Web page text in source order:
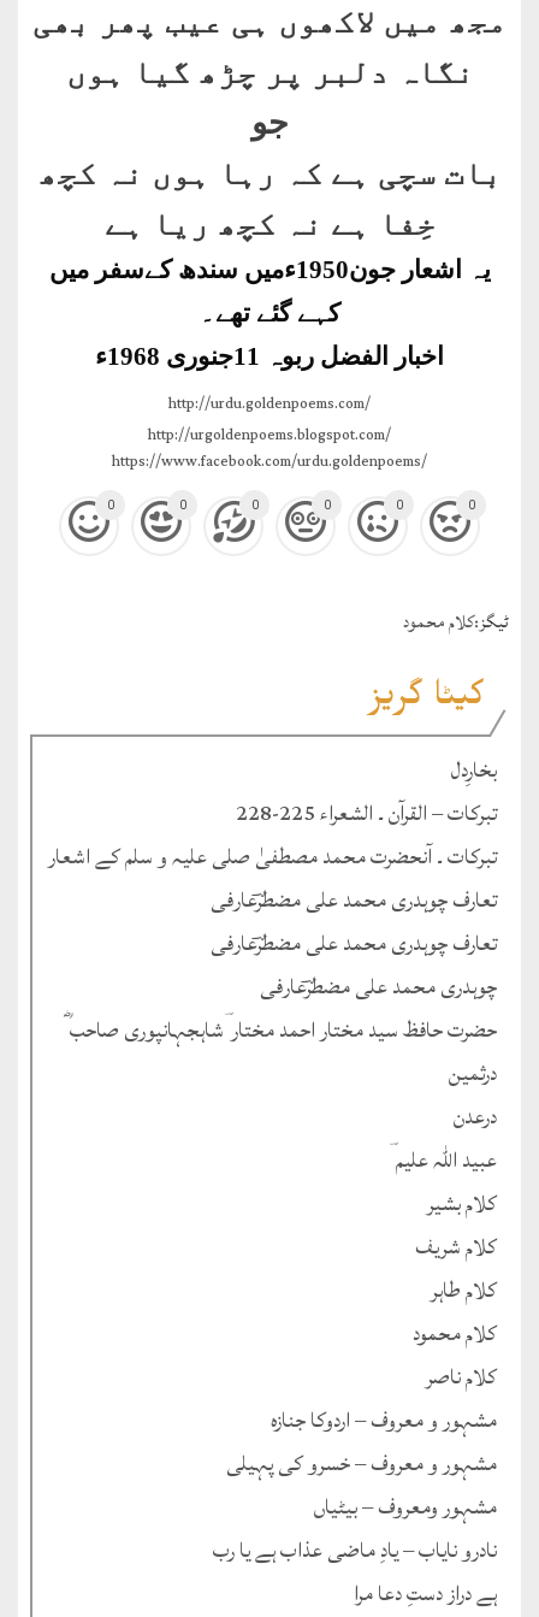
مجھ میں لاکھوں ہی عیب پھر بھی
نگاہ دلبر پر چڑھ گیا ہوں
جو
بات سچی ہے کہ رہا ہوں نہ کچھ
خِفا ہے نہ کچھ ریا ہے
یہ اشعار جون1950ءمیں سندھ کےسفر میں
کہے گئے تھے۔
اخبار الفضل ربوہ 11جنوری 1968ء
http://urdu.goldenpoems.com/
http://urgoldenpoems.blogspot.com/
https://www.facebook.com/urdu.goldenpoems/
0 0 0 0 0 0
ٹيگز:کلام محمود
کیٹا گریز
بخارِدل
تبرکات – القرآن ۔ الشعراء 225-228
تبرکات ۔ آنحضرت محمد مصطفیٰ صلی علیہ و سلم کے اشعار
تعارف چوہدری محمد علی مضطرؔعارفی
تعارف چوہدری محمد علی مضطرؔعارفی
چوہدری محمد علی مضطرؔعارفی
حضرت حافظ سید مختار احمد مختار ؔشاہجہانپوری صاحب ؓ
درثمین
درعدن
عبید اللہ علیم ؔ
کلام بشیر
کلام شریف
کلام طاہر
کلام محمود
کلام ناصر
مشہور و معروف – اردوکا جنازہ
مشہور و معروف – خسرو کی پہیلی
مشہور ومعروف – بیٹیاں
نادرو نایاب – یادِ ماضی عذاب ہے یا رب
ہے دراز دستِ دعا مرا